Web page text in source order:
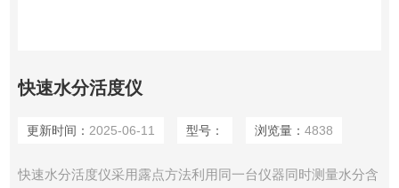
快速水分活度仪
更新时间： 2025-06-11 型号： 浏览量： 4838
快速水分活度仪采用露点方法利用同一台仪器同时测量水分含